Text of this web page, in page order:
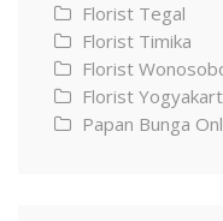
Florist Tegal
Florist Timika
Florist
Florist
Papan Bunga